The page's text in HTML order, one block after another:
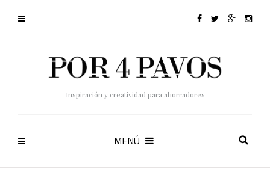
Inspiración y creatividad para ahorradores
MENÚ